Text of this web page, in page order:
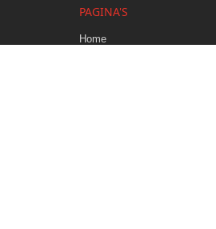
PAGINA'S
Home